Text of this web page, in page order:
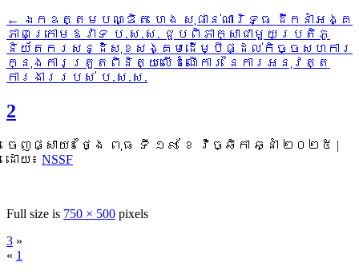
←
ឯកឧត្តមបណ្ឌិត ហេង សុផាន់ណារិទ្ធ ដឹកនាំអង្គ
ភាពក្រោមឱវាទ ប.ស.ស. ជួបពិភាក្សាជាមួយប្រតិភូ
និយ័តករសន្ដិសុខសង្គមដើម្បីផ្ដល់កិច្ចសហការ
ក្នុងការត្រួតពិនិត្យលើដំណើការ នៃការអនុវត្ត
ការងាររបស់ ប.ស.ស.
2
ចេញផ្សាយ៖ ថ្ងៃ ពុធ ទី ១៩ ខែ វិច្ឆិកា ឆ្នាំ ២០២៥ |
ដោយ៖ NSSF
Full size is 750 × 500 pixels
3 »
« 1